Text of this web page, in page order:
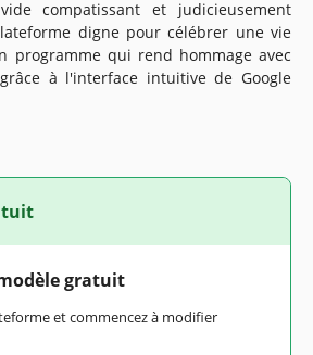
compatissant et judicieusement
digne pour célébrer une vie
programme qui rend hommage avec
à l'interface intuitive de Google
gratuit
et commencez à modifier